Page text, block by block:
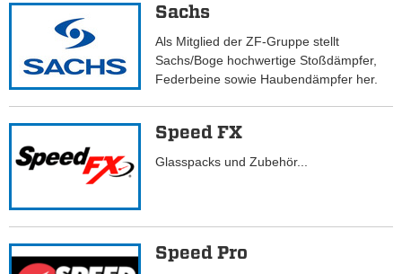
Sachs
Als Mitglied der ZF-Gruppe stellt
Sachs/Boge hochwertige Stoßdämpfer,
Federbeine sowie Haubendämpfer her.
Speed FX
Glasspacks und Zubehör...
Speed Pro